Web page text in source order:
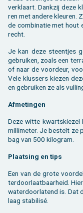
ver­klaart. Dank­zij deze
ren met an­de­re kleu­ren.
de com­bi­na­tie met hout
recht.
Je kan deze steen­tjes
ge­brui­ken, zoals een
of naar de voor­deur,
Vele klus­sers kie­zen
en ge­brui­ken ze als
Af­me­tin­gen
Deze witte kwarts­kie­zel
mil­li­me­ter. Je be­stelt ze
bag van 500 ki­lo­gram.
Plaat­sing en tips
Een van de grote
ter­door­laat­baar­heid.
wa­ter­door­la­tend is. Dat
laag sta­bi­lisé.